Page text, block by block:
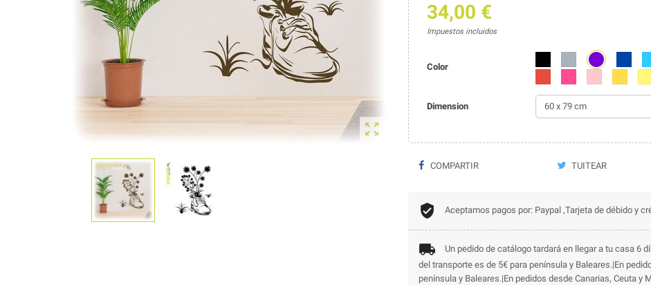

34,00 €
Impuestos incluidos
Color
Morado
Dimension
COMPARTIR TUITEAR
Aceptamos pagos por: Paypal ,Tarjeta de débido y
Un pedido de catálogo tardará en llegar a tu casa 6
del transporte es de 5€ para península y Baleares.|En
península y Baleares.|En pedidos desde Canarias, Ceuta y